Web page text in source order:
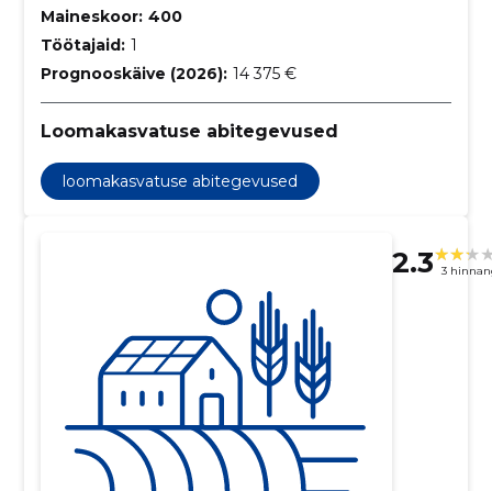
Maineskoor: 400
Töötajaid: 1
Prognooskäive (2026): 14 375 €
Loomakasvatuse abitegevused
loomakasvatuse abitegevused
2.3 3